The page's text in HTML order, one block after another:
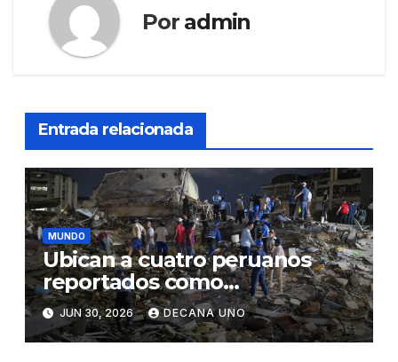
Por admin
Entrada relacionada
MUNDO
Ubican a cuatro peruanos
reportados como
desaparecidos tras los
terremotos de Venezuela,
informa Cancillería
JUN 30, 2026 DECANA UNO